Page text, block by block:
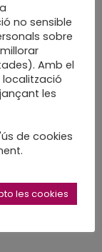
no sensible
sobre
Amb el
les
de cookies
les cookies